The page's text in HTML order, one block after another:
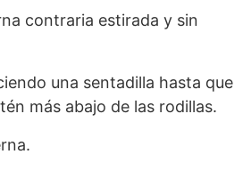
contraria estirada y sin
una sentadilla hasta que
más abajo de las rodillas.